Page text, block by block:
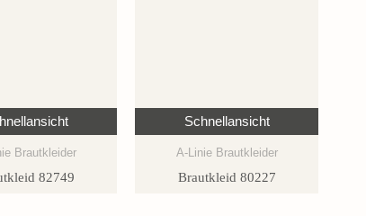
Brautkleider
82749
Schnellansicht
A-Linie Brautkleider
Brautkleid 80227